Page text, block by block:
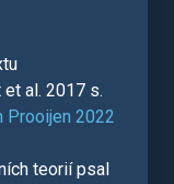
al. 2017 s.
Prooijen 2022
teorií psal